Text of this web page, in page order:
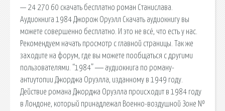
— 24 270 60 скачать бесплатно роман Станислава.
Аудиокнига 1984 Джорож Оруэлл Скачать аудиокнигу вы
можете совершенно бесплатно. И это не всё, что есть у нас.
Рекомендуем начать просмотр с главной страницы. Так же
заходите на форум, где вы можете пообщаться с другими
пользователями. “1984” ― аудиокнига по роману-
антиутопии Джорджа Оруэлла, изданному в 1949 году.
Действие романа Джорджа Оруэлла происходит в 1984 году
в Лондоне, который принадлежал Военно-воздушной Зоне №